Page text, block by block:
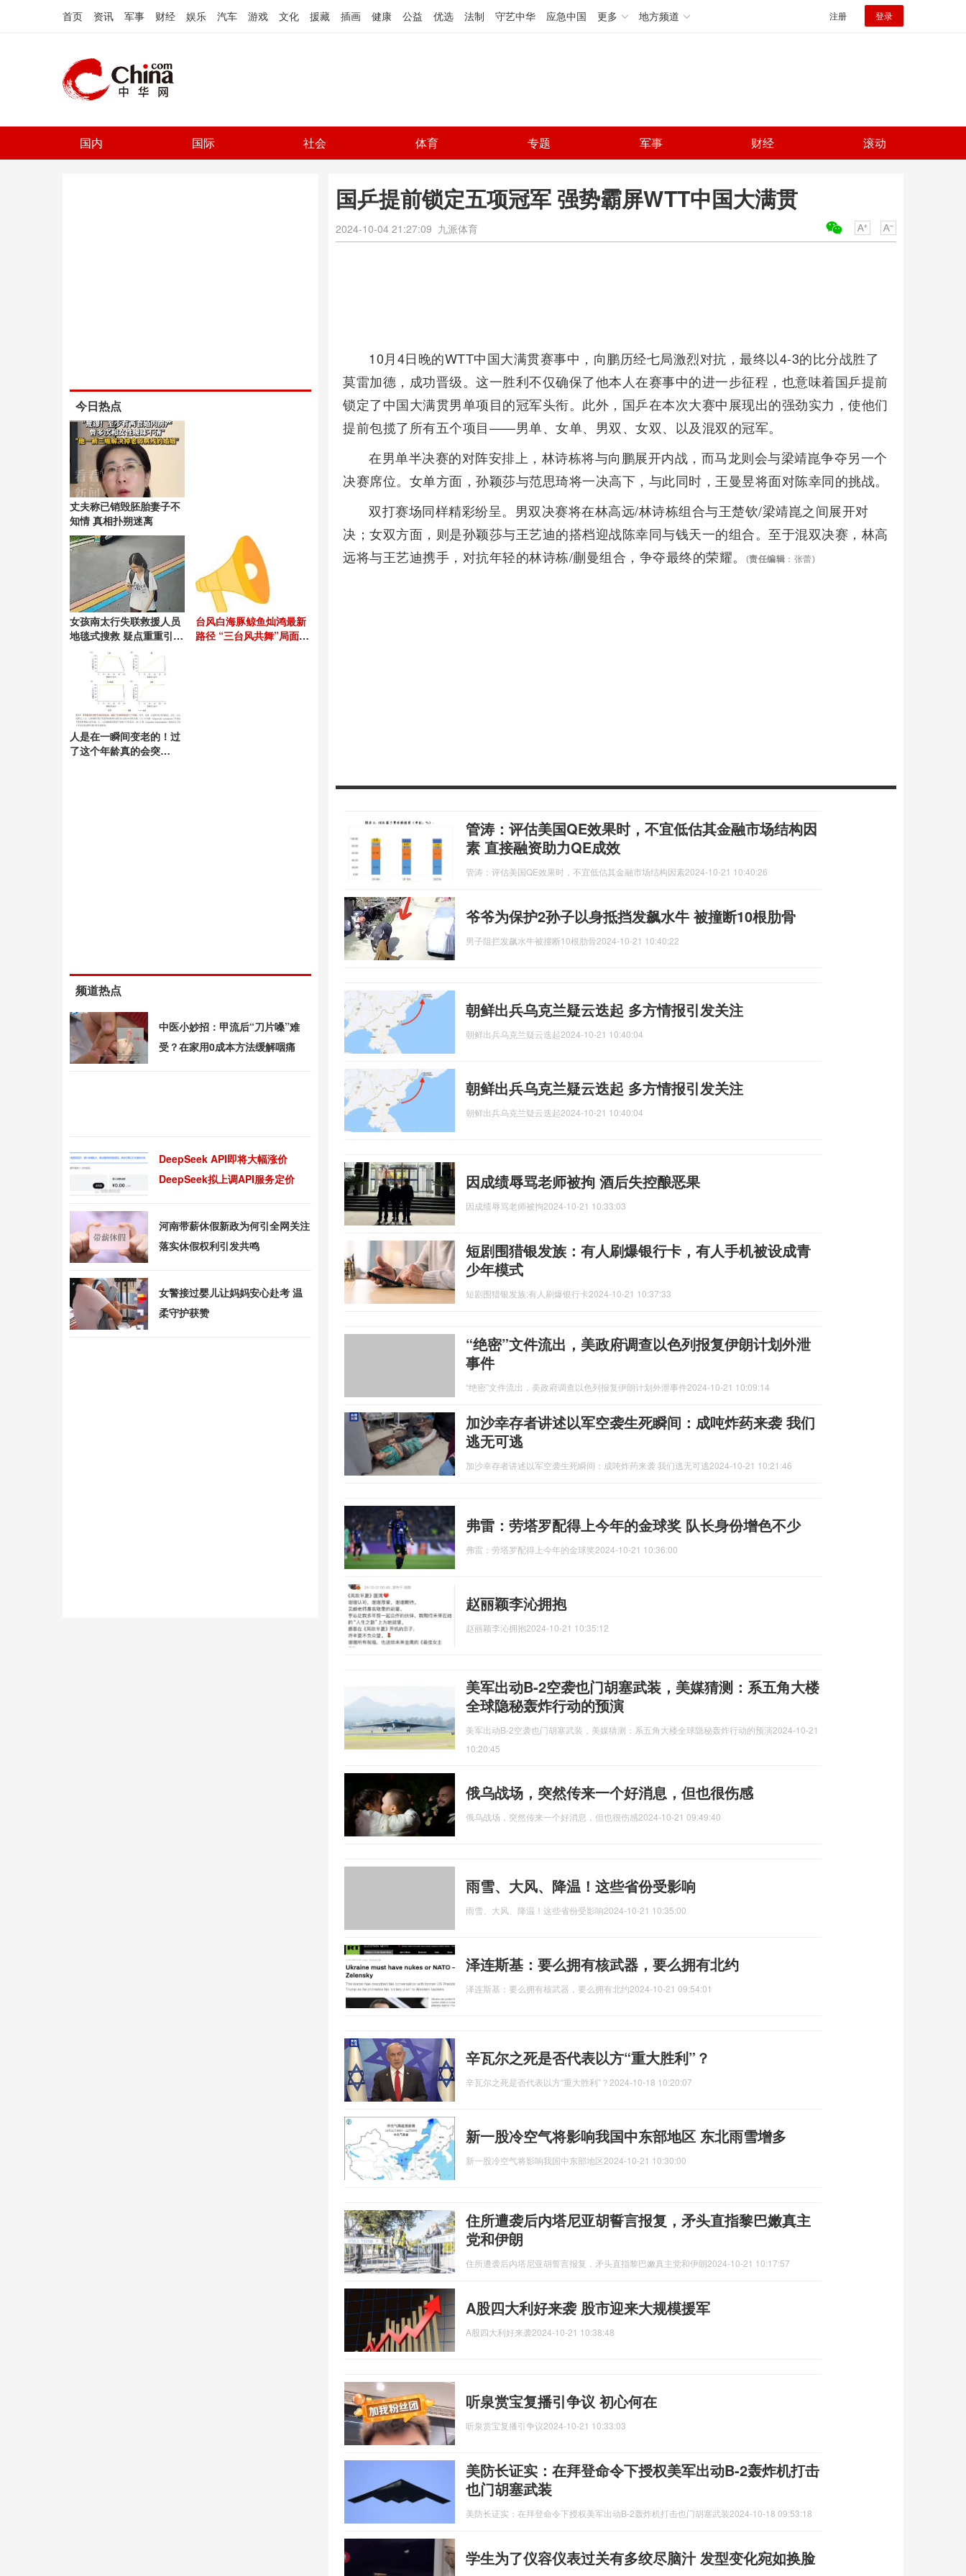
首页 资讯 军事 财经 娱乐 汽车 游戏 文化 援藏 插画 健康 公益 优选 法制 守艺中华 应急中国 更多 地方频道 注册 登录
国内 国际 社会 体育 专题 军事 财经 滚动
国乒提前锁定五项冠军 强势霸屏WTT中国大满贯
2024-10-04 21:27:09 九派体育
10月4日晚的WTT中国大满贯赛事中，向鹏历经七局激烈对抗，最终以4-3的比分战胜了
莫雷加德，成功晋级。这一胜利不仅确保了他本人在赛事中的进一步征程，也意味着国乒提前
锁定了中国大满贯男单项目的冠军头衔。此外，国乒在本次大赛中展现出的强劲实力，使他们
提前包揽了所有五个项目——男单、女单、男双、女双、以及混双的冠军。
在男单半决赛的对阵安排上，林诗栋将与向鹏展开内战，而马龙则会与梁靖崑争夺另一个
决赛席位。女单方面，孙颖莎与范思琦将一决高下，与此同时，王曼昱将面对陈幸同的挑战。
双打赛场同样精彩纷呈。男双决赛将在林高远/林诗栋组合与王楚钦/梁靖崑之间展开对
决；女双方面，则是孙颖莎与王艺迪的搭档迎战陈幸同与钱天一的组合。至于混双决赛，林高
远将与王艺迪携手，对抗年轻的林诗栋/蒯曼组合，争夺最终的荣耀。
(责任编辑 ：张蕾)
管涛：评估美国QE效果时，不宜低估其金融市场结构因
素 直接融资助力QE成效
管涛：评估美国QE效果时，不宜低估其金融市场结构因素2024-10-21 10:40:26
爷爷为保护2孙子以身抵挡发飙水牛 被撞断10根肋骨
男子阻拦发飙水牛被撞断10根肋骨2024-10-21 10:40:22
朝鲜出兵乌克兰疑云迭起 多方情报引发关注
朝鲜出兵乌克兰疑云迭起2024-10-21 10:40:04
朝鲜出兵乌克兰疑云迭起 多方情报引发关注
朝鲜出兵乌克兰疑云迭起2024-10-21 10:40:04
因成绩辱骂老师被拘 酒后失控酿恶果
因成绩辱骂老师被拘2024-10-21 10:33:03
短剧围猎银发族：有人刷爆银行卡，有人手机被设成青
少年模式
短剧围猎银发族:有人刷爆银行卡2024-10-21 10:37:33
“绝密”文件流出，美政府调查以色列报复伊朗计划外泄
事件
“绝密”文件流出，美政府调查以色列报复伊朗计划外泄事件2024-10-21 10:09:14
加沙幸存者讲述以军空袭生死瞬间：成吨炸药来袭 我们
逃无可逃
加沙幸存者讲述以军空袭生死瞬间：成吨炸药来袭 我们逃无可逃2024-10-21 10:21:46
弗雷：劳塔罗配得上今年的金球奖 队长身份增色不少
弗雷：劳塔罗配得上今年的金球奖2024-10-21 10:36:00
赵丽颖李沁拥抱
赵丽颖李沁拥抱2024-10-21 10:35:12
美军出动B-2空袭也门胡塞武装，美媒猜测：系五角大楼
全球隐秘轰炸行动的预演
美军出动B-2空袭也门胡塞武装，美媒猜测：系五角大楼全球隐秘轰炸行动的预演2024-10-21
10:20:45
俄乌战场，突然传来一个好消息，但也很伤感
俄乌战场，突然传来一个好消息，但也很伤感2024-10-21 09:49:40
雨雪、大风、降温！这些省份受影响
雨雪、大风、降温！这些省份受影响2024-10-21 10:35:00
泽连斯基：要么拥有核武器，要么拥有北约
泽连斯基：要么拥有核武器，要么拥有北约2024-10-21 09:54:01
辛瓦尔之死是否代表以方“重大胜利”？
辛瓦尔之死是否代表以方“重大胜利”？ 2024-10-18 10:20:07
新一股冷空气将影响我国中东部地区 东北雨雪增多
新一股冷空气将影响我国中东部地区2024-10-21 10:30:00
住所遭袭后内塔尼亚胡誓言报复，矛头直指黎巴嫩真主
党和伊朗
住所遭袭后内塔尼亚胡誓言报复，矛头直指黎巴嫩真主党和伊朗2024-10-21 10:17:57
A股四大利好来袭 股市迎来大规模援军
A股四大利好来袭2024-10-21 10:38:48
听泉赏宝复播引争议 初心何在
听泉赏宝复播引争议2024-10-21 10:33:03
美防长证实：在拜登命令下授权美军出动B-2轰炸机打击
也门胡塞武装
美防长证实：在拜登命令下授权美军出动B-2轰炸机打击也门胡塞武装2024-10-18 09:53:18
学生为了仪容仪表过关有多绞尽脑汁 发型变化宛如换脸
今日热点
丈夫称已销毁胚胎妻子不
知情 真相扑朔迷离
女孩南太行失联救援人员
地毯式搜救 疑点重重引关
台风白海豚鲸鱼灿鸿最新
路径 “三台风共舞”局面形
人是在一瞬间变老的！过
了这个年龄真的会突
频道热点
中医小妙招：甲流后“刀片嗓”难
受？在家用0成本方法缓解咽痛
DeepSeek API即将大幅涨价
DeepSeek拟上调API服务定价
河南带薪休假新政为何引全网关注
落实休假权利引发共鸣
女警接过婴儿让妈妈安心赴考 温
柔守护获赞